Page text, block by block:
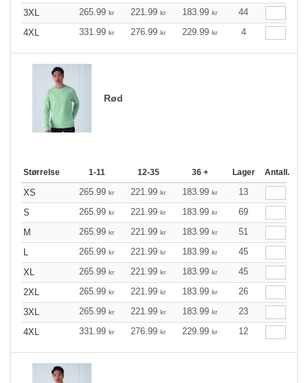
3XL
265.99 kr 221.99 kr 183.99 kr
44
4XL
331.99 kr 276.99 kr 229.99 kr 4
Rød
Størrelse 1-11 12-35 36 + Lager Antall.
XS 265.99 kr 221.99 kr 183.99 kr
13
S
265.99 kr 221.99 kr 183.99 kr
69
M
265.99 kr 221.99 kr 183.99 kr
51
L
265.99 kr 221.99 kr 183.99 kr
45
XL
265.99 kr 221.99 kr 183.99 kr
45
2XL
265.99 kr 221.99 kr 183.99 kr
26
3XL
265.99 kr 221.99 kr 183.99 kr
23
4XL
331.99 kr 276.99 kr 229.99 kr 12